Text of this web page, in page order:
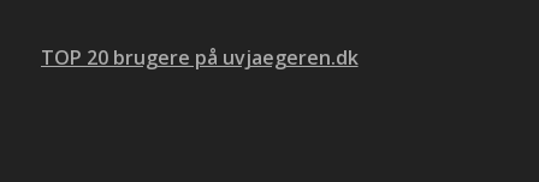
TOP 20 brugere på uvjaegeren.dk